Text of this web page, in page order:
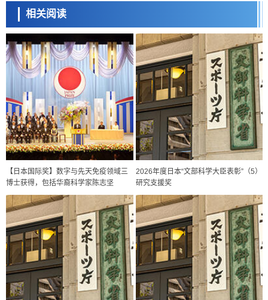
相关阅读
【日本国际奖】数字与先天免疫领域三
博士获得，包括华裔科学家陈志坚
2026年度日本“文部科学大臣表彰”（5）
研究支援奖